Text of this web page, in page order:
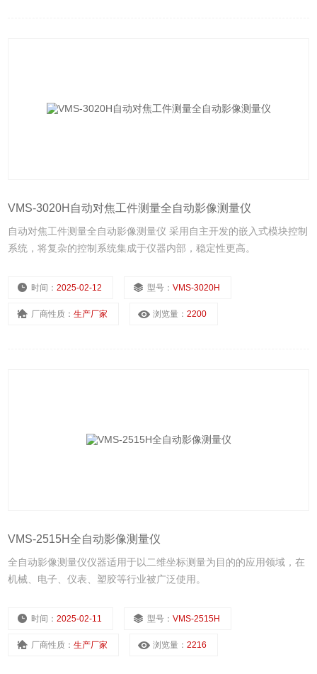
VMS-3020H自动对焦工件测量全自动影像测量仪
自动对焦工件测量全自动影像测量仪 采用自主开发的嵌入式模块控制
系统，将复杂的控制系统集成于仪器内部，稳定性更高。
时间：2025-02-12 型号：VMS-3020H
厂商性质：生产厂家 浏览量：2200
VMS-2515H全自动影像测量仪
全自动影像测量仪仪器适用于以二维坐标测量为目的的应用领域，在
机械、电子、仪表、塑胶等行业被广泛使用。
时间：2025-02-11 型号：VMS-2515H
厂商性质：生产厂家 浏览量：2216